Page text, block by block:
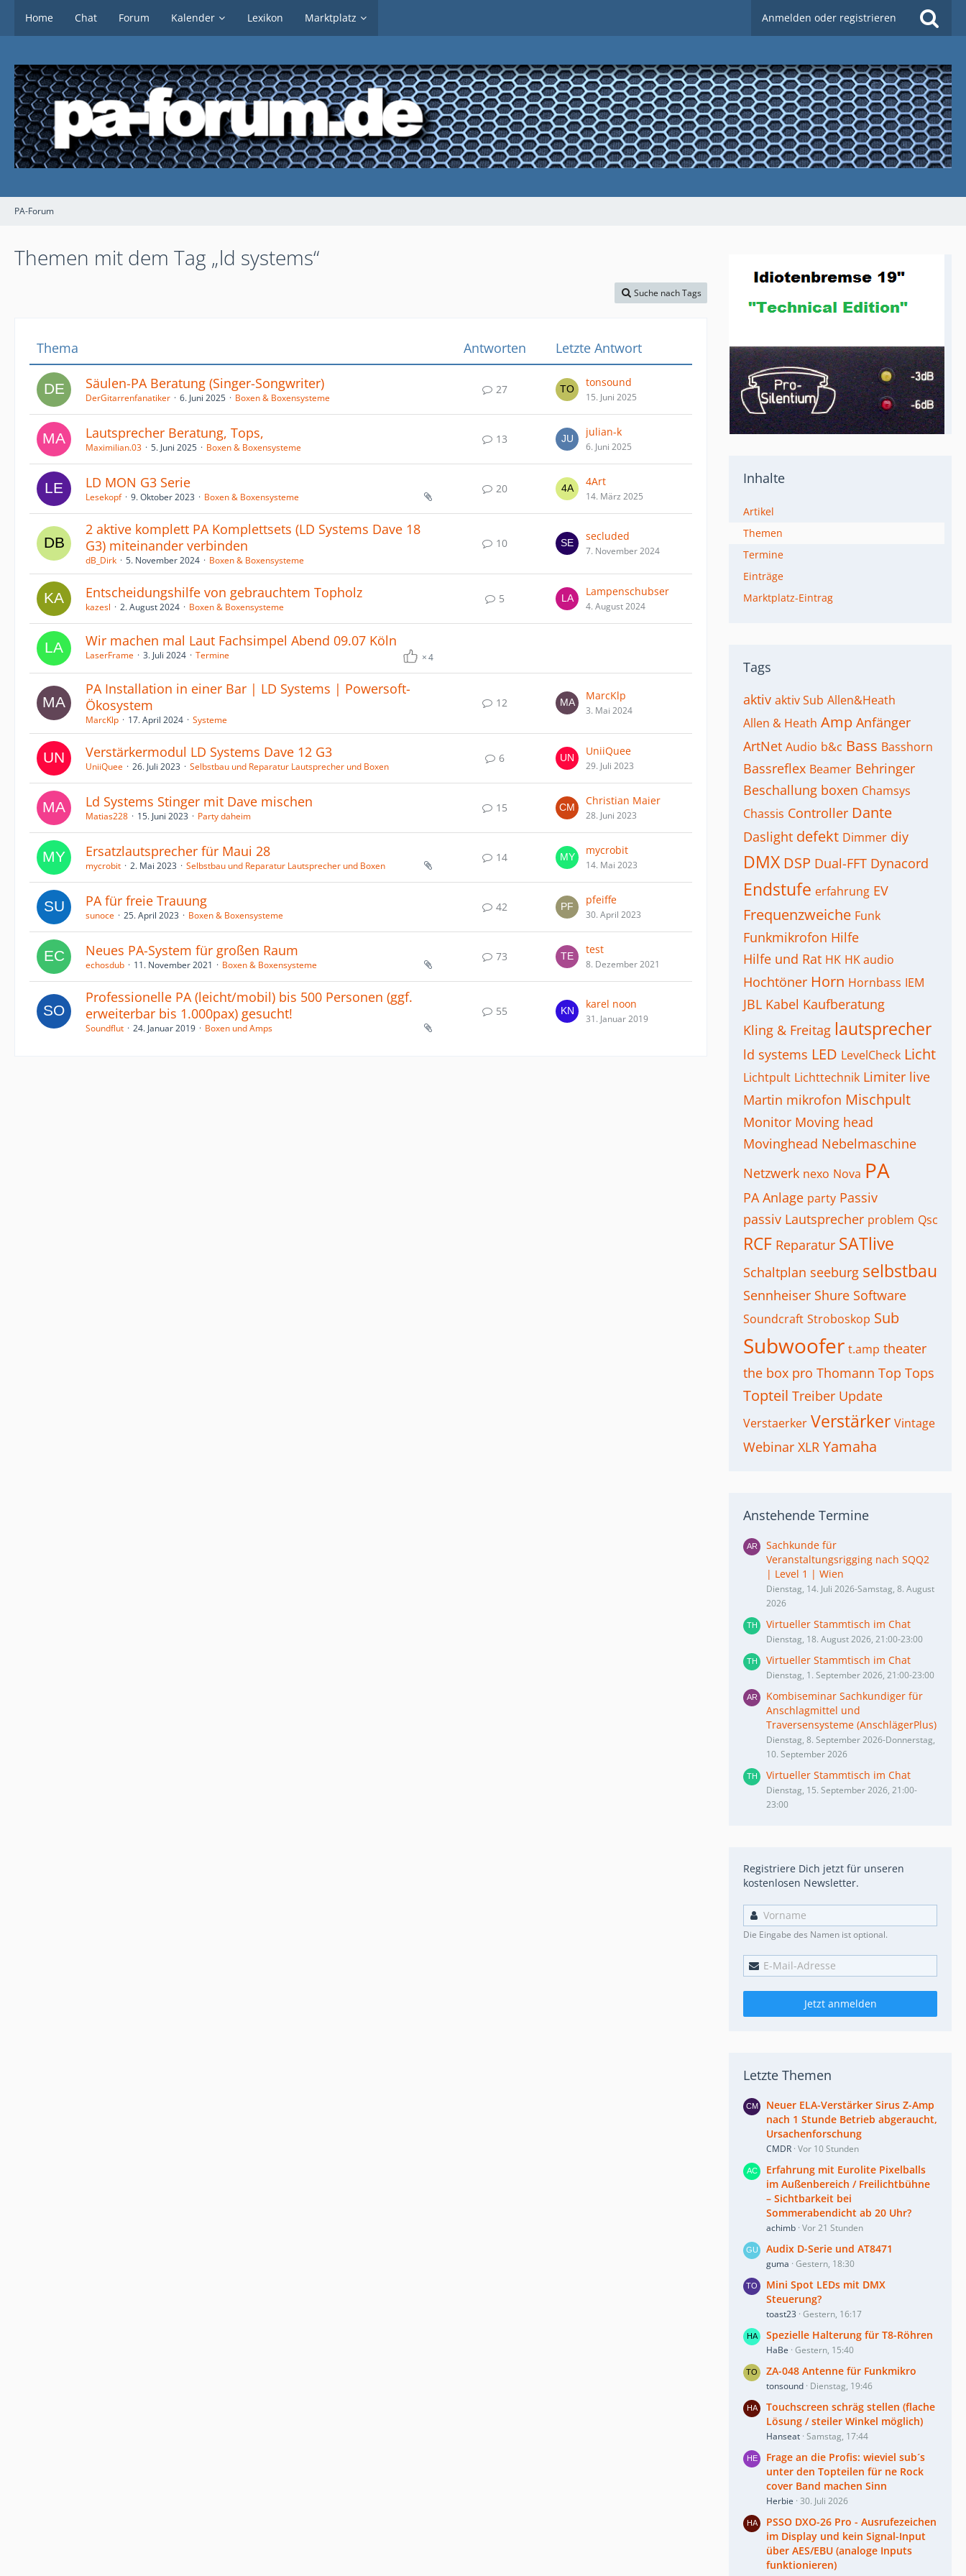
Home Chat Forum Kalender Lexikon Marktplatz Anmelden oder registrieren
PA-Forum
Themen mit dem Tag „ld systems“
Suche nach Tags
Thema Antworten Letzte Antwort
Säulen-PA Beratung (Singer-Songwriter)
DerGitarrenfanatiker 6. Juni 2025 Boxen & Boxensysteme
27
tonsound
15. Juni 2025
Lautsprecher Beratung, Tops,
Maximilian.03 5. Juni 2025 Boxen & Boxensysteme
13
julian-k
6. Juni 2025
LD MON G3 Serie
Lesekopf 9. Oktober 2023 Boxen & Boxensysteme
20
4Art
14. März 2025
2 aktive komplett PA Komplettsets (LD Systems Dave 18
G3) miteinander verbinden
dB_Dirk 5. November 2024 Boxen & Boxensysteme
10
secluded
7. November 2024
Entscheidungshilfe von gebrauchtem Topholz
kazesl 2. August 2024 Boxen & Boxensysteme
5
Lampenschubser
4. August 2024
Wir machen mal Laut Fachsimpel Abend 09.07 Köln
4
LaserFrame 3. Juli 2024 Termine
PA Installation in einer Bar | LD Systems | Powersoft-
Ökosystem
MarcKlp 17. April 2024 Systeme
12
MarcKlp
3. Mai 2024
Verstärkermodul LD Systems Dave 12 G3
UniiQuee 26. Juli 2023 Selbstbau und Reparatur Lautsprecher und Boxen
6
UniiQuee
29. Juli 2023
Ld Systems Stinger mit Dave mischen
Matias228 15. Juni 2023 Party daheim
15
Christian Maier
28. Juni 2023
Ersatzlautsprecher für Maui 28
mycrobit 2. Mai 2023 Selbstbau und Reparatur Lautsprecher und Boxen
14
mycrobit
14. Mai 2023
PA für freie Trauung
sunoce 25. April 2023 Boxen & Boxensysteme
42
pfeiffe
30. April 2023
Neues PA-System für großen Raum
echosdub 11. November 2021 Boxen & Boxensysteme
73
test
8. Dezember 2021
Professionelle PA (leicht/mobil) bis 500 Personen (ggf.
erweiterbar bis 1.000pax) gesucht!
Soundflut 24. Januar 2019 Boxen und Amps
55
karel noon
31. Januar 2019
Inhalte
Artikel
Themen
Termine
Einträge
Marktplatz-Eintrag
Tags
aktiv aktiv Sub Allen&Heath
Allen & Heath Amp Anfänger
ArtNet Audio b&c Bass Basshorn
Bassreflex Beamer Behringer
Beschallung boxen Chamsys
Chassis Controller Dante
Daslight defekt Dimmer diy
DMX DSP Dual-FFT Dynacord
Endstufe erfahrung EV
Frequenzweiche Funk
Funkmikrofon Hilfe
Hilfe und Rat HK HK audio
Hochtöner Horn Hornbass IEM
JBL Kabel Kaufberatung
Kling & Freitag lautsprecher
ld systems LED LevelCheck Licht
Lichtpult Lichttechnik Limiter live
Martin mikrofon Mischpult
Monitor Moving head
Movinghead Nebelmaschine
Netzwerk nexo Nova PA
PA Anlage party Passiv
passiv Lautsprecher problem Qsc
RCF Reparatur SATlive
Schaltplan seeburg selbstbau
Sennheiser Shure Software
Soundcraft Stroboskop Sub
Subwoofer t.amp theater
the box pro Thomann Top Tops
Topteil Treiber Update
Verstaerker Verstärker Vintage
Webinar XLR Yamaha
Anstehende Termine
Sachkunde für
Veranstaltungsrigging nach SQQ2
| Level 1 | Wien
Dienstag, 14. Juli 2026-Samstag, 8. August
2026
Virtueller Stammtisch im Chat
Dienstag, 18. August 2026, 21:00-23:00
Virtueller Stammtisch im Chat
Dienstag, 1. September 2026, 21:00-23:00
Kombiseminar Sachkundiger für
Anschlagmittel und
Traversensysteme (AnschlägerPlus)
Dienstag, 8. September 2026-Donnerstag,
10. September 2026
Virtueller Stammtisch im Chat
Dienstag, 15. September 2026, 21:00-
23:00
Registriere Dich jetzt für unseren
kostenlosen Newsletter.
Die Eingabe des Namen ist optional.
Jetzt anmelden
Letzte Themen
Neuer ELA-Verstärker Sirus Z-Amp
nach 1 Stunde Betrieb abgeraucht,
Ursachenforschung
CMDR Vor 10 Stunden
Erfahrung mit Eurolite Pixelballs
im Außenbereich / Freilichtbühne
– Sichtbarkeit bei
Sommerabendicht ab 20 Uhr?
achimb Vor 21 Stunden
Audix D-Serie und AT8471
guma Gestern, 18:30
Mini Spot LEDs mit DMX
Steuerung?
toast23 Gestern, 16:17
Spezielle Halterung für T8-Röhren
HaBe Gestern, 15:40
ZA-048 Antenne für Funkmikro
tonsound Dienstag, 19:46
Touchscreen schräg stellen (flache
Lösung / steiler Winkel möglich)
Hanseat Samstag, 17:44
Frage an die Profis: wieviel sub´s
unter den Topteilen für ne Rock
cover Band machen Sinn
Herbie 30. Juli 2026
PSSO DXO-26 Pro - Ausrufezeichen
im Display und kein Signal-Input
über AES/EBU (analoge Inputs
funktionieren)